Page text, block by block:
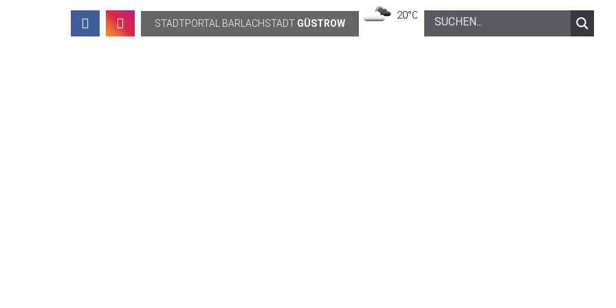
STADTPORTAL BARLACHSTADT GÜSTROW
20°CBedeckt